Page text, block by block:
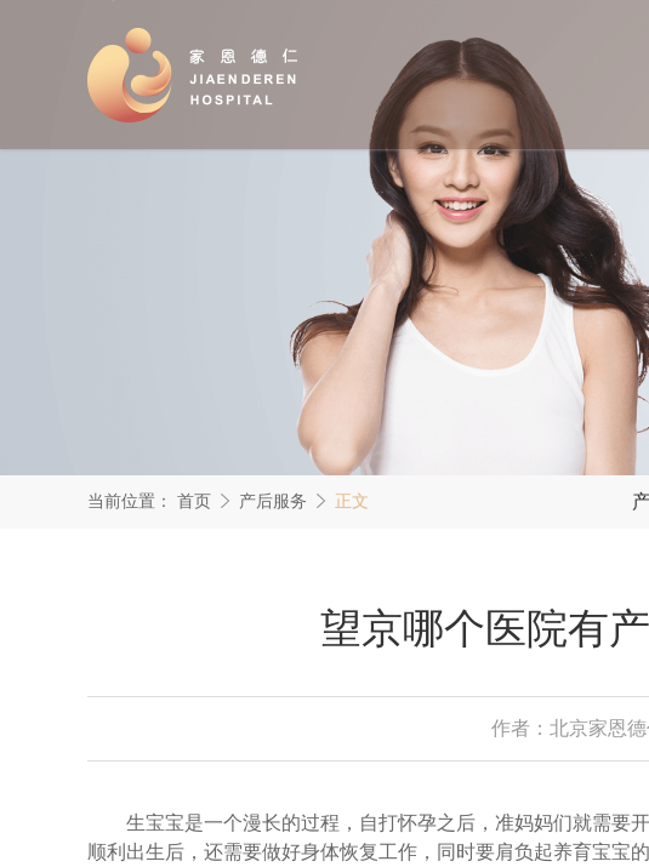
当前位置： 首页 产后服务 正文
望京哪个医院有
作者：北京家恩
生宝宝是一个漫长的过程，自打怀孕之后，准妈妈们就需要
顺利出生后，还需要做好身体恢复工作，同时要肩负起养育宝宝